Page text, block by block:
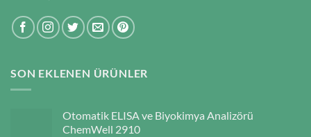
SON EKLENEN ÜRÜNLER
Otomatik ELISA ve Biyokimya Analizörü
ChemWell 2910